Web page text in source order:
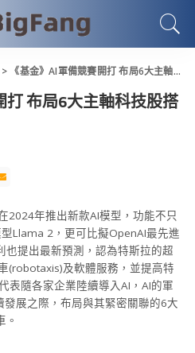
> 《基金》AI軍備競賽開打 布局6大主軸科技股搭順風車
打 布局6大主軸科技股搭
2024年推出新款AI模型，功能不只
Llama 2，更可比擬OpenAI最先進
也提出最新預測，認為特斯拉的超
(robotaxis)及軟體服務，並提高特
表隨各家企業陸續導入AI，AI的軍
展之際，布局與其緊密關聯的6大
。